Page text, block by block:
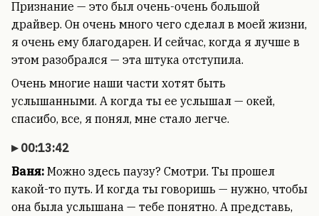
Признание — это был очень-очень большой
драйвер. Он очень много чего сделал в моей жизни,
я очень ему благодарен. И сейчас, когда я лучше в
этом разобрался — эта штука отступила.
Очень многие наши части хотят быть
услышанными. А когда ты ее услышал — окей,
спасибо, все, я понял, мне стало легче.
00:13:42
Ваня: Можно здесь паузу? Смотри. Ты прошел
какой-то путь. И когда ты говоришь — нужно, чтобы
она была услышана — тебе понятно. А представь,